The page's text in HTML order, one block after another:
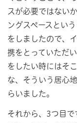
スが必要ではない
ングスペースとい
をしましたので、
携をとっていただ
をしたい時にはそ
な、そういう居心
らいました。
それから、3つ目で